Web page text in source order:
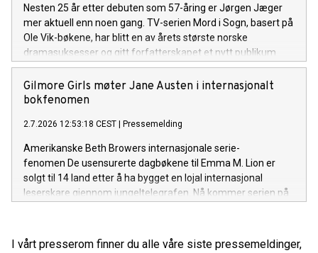
Nesten 25 år etter debuten som 57-åring er Jørgen Jæger
mer aktuell enn noen gang. TV-serien Mord i Sogn, basert på
Ole Vik-bøkene, har blitt en av årets største norske
dramasuksesser og gitt forfatterskapet et nytt publikum
både i Norge og internasjonalt. Onsdag 29. juli fyller han 80
år.
Gilmore Girls møter Jane Austen i internasjonalt
bokfenomen
2.7.2026 12:53:18 CEST Pressemelding
Amerikanske Beth Browers internasjonale serie-
fenomen De usensurerte dagbøkene til Emma M. Lion er
solgt til 14 land etter å ha bygget en lojal internasjonal
leserskare gjennom jungeltelegrafen. Nå kommer serien på
I vårt presserom finner du alle våre siste pressemeldinger,